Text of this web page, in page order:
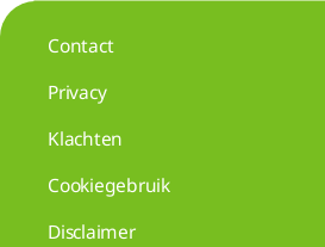
Contact
Privacy
Klachten
Cookiegebruik
Disclaimer